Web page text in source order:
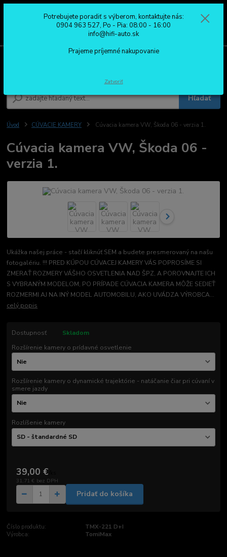
Hľadať
0904 963 527
Po - Pia: 08:00 - 16:00
Úvod CÚVACIE KAMERY Cúvacia kamera VW, Škoda 06 - verzia 1.
Cúvacia kamera VW, Škoda 06 -
verzia 1.
Ukážka našej práce - stačí kliknúť SEM a budete presmerovaný na našu
fotogalériu. !!! PRED KÚPOU CÚVACEJ KAMERY VÁS POPROSÍME SI
ZMERAŤ ROZMERY VÁŠHO OSVETLENIA NAD ŠPZ, A POROVNAJTE ICH
S VYBRANÝM MODELOM, PO PRÍPADE CÚVACIA KAMERA MÔŽE SEDIEŤ
ROZMERMI AJ NA INÝ MODEL AUTOMOBILU, AKO UVÁDZA VÝROBCA...
celý popis
Dostupnosť
Skladom
Rozšírenie kamery o prídavné osvetlenie
Rozšírenie kamery o dynamické trajektórie - natáčanie čiar pri cúvaní v
smere jazdy
Rozlíšenie kamery
39,00 €
31,71 € bez DPH
Pridať do košíka
Číslo produktu:
TMX-221 D+I
Výrobca:
TomiMax
Potrebujete poradiť s výberom, kontaktujte nás:
0904 963 527, Po - Pia: 08:00 - 16:00
info@hifi-auto.sk
Prajeme príjemné nakupovanie
Zatvoriť